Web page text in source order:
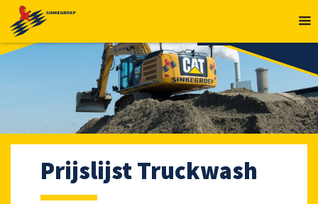
Prijslijst Truckwash